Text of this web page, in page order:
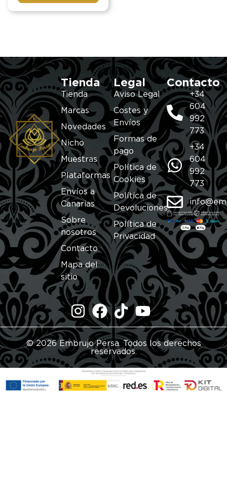
Tienda
Tienda
Marcas
Novedades
Nicho
Muestras
Plataformas
Envíos a
Canarias
Sobre
nosotros
Contacto
Mapa del
sitio
Legal
Aviso Legal
Costes y
Envíos
Formas de
pago
Política de
Cookies
Política de
Devoluciones
Política de
Privacidad
Contacto
+34
604
992
773
+34
604
992
773
© 2026 Embrujo Persa. Todos los derechos
reservados.